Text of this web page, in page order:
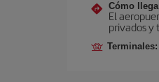
Cómo
El
privados y
Terminales: